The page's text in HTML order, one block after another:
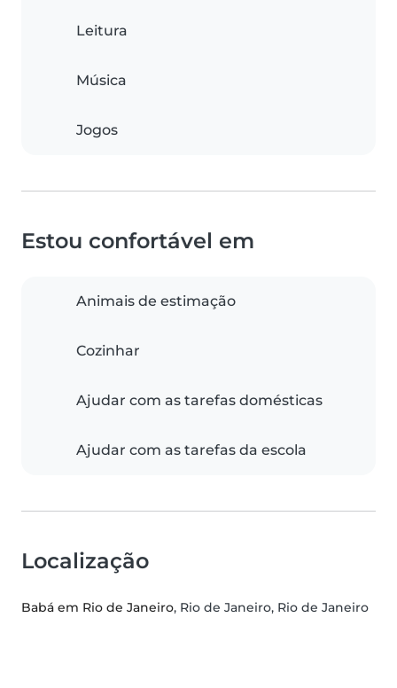
Leitura
Música
Jogos
Estou confortável em
Animais de estimação
Cozinhar
Ajudar com as tarefas domésticas
Ajudar com as tarefas da escola
Localização
Babá em Rio de Janeiro, Rio de Janeiro, Rio de Janeiro